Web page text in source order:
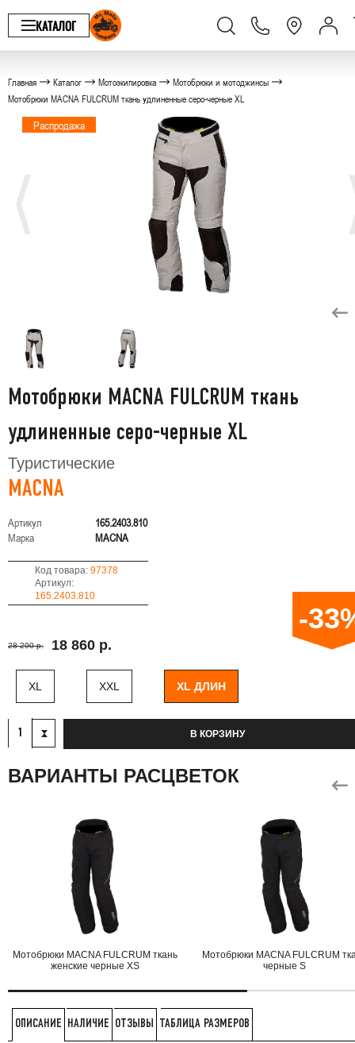
КАТАЛОГ
Главная Каталог Мотоэкипировка
Мотобрюки и мотоджинсы
Мотобрюки MACNA FULCRUM ткань удлиненные серо-черные XL
Распродажа
Мотобрюки MACNA FULCRUM ткань
удлиненные серо-черные XL
Туристические
MACNA
Артикул
165.2403.810
Марка
MACNA
Код товара: 97378
Артикул:
165.2403.810
28 290 р. 18 860 р.
-
XL XXL XL ДЛИН
В КОРЗИНУ
ВАРИАНТЫ РАСЦВЕТОК
Мотобрюки MACNA FULCRUM ткань
женские черные XS
Мотобрюки MACNA FULCRUM
черные S
ОПИСАНИЕ НАЛИЧИЕ ОТЗЫВЫ ТАБЛИЦА РАЗМЕРОВ